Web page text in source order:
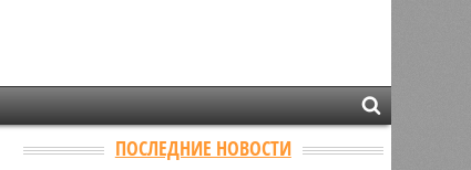
ПОСЛЕДНИЕ НОВОСТИ